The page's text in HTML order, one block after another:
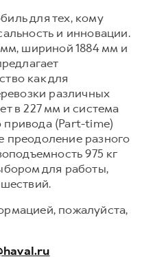
для тех, кому
и инновации.
шириной 1884 мм и
как для
различных
в 227 мм и система
(Part-time)
преодоление разного
975 кг
для работы,
пожалуйста,